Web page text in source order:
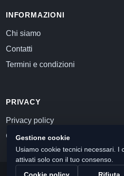
INFORMAZIONI
Chi siamo
Contatti
Termini e condizioni
PRIVACY
Privacy policy
Cookie policy
Gestione cookie
Usiamo cookie tecnici necessari. I
attivati solo con il tuo consenso.
Cookie policy
Rifiuta